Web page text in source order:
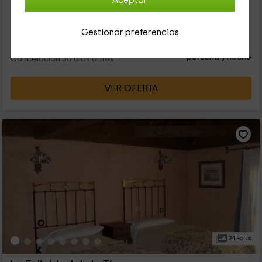
Gestionar preferencias
Cancelación 30 días antes
persona y noche
VER OFERTA
24 Fotos